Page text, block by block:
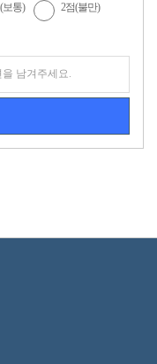
보통) 2점(불만)